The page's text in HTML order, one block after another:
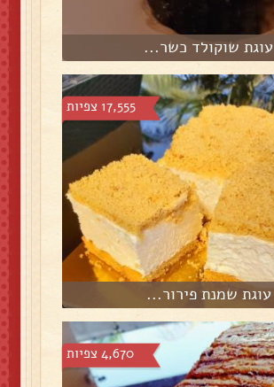
עוגת שוקולד כשר...
17,555 צפיות
עוגת שמנת פירור...
4,670 צפיות